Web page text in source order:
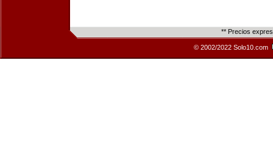
** Precios
© 2002/2022 Solo10.com